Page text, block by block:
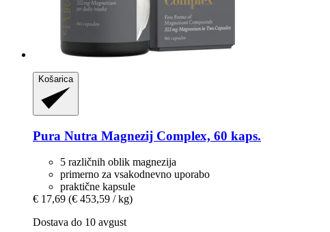
Košarica
Pura Nutra Magnezij Complex, 60 kaps.
5 različnih oblik magnezija
primerno za vsakodnevno uporabo
praktične kapsule
€ 17,69 (€ 453,59 / kg)
Dostava do 10 avgust